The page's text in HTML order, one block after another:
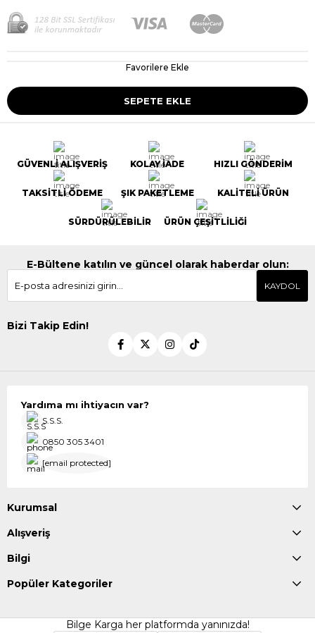
Favorilere Ekle
GÜVENLİ ALIŞVERİŞ KOLAY İADE HIZLI GÖNDERİM
TAKSİTLİ ÖDEME ŞIK PAKETLEME KALİTELİ ÜRÜN
SÜRDÜRÜLEBİLİR ÜRÜN ÇEŞİTLİLİĞİ
E-Bültene katılın ve güncel olarak haberdar olun:
KAYDOL
Bizi Takip Edin!
Yardıma mı ihtiyacın var?
S.S.S.
0850 305 3401
[email protected]
Kurumsal
Alışveriş
Bilgi
Popüler Kategoriler
Bilge Karga her platformda yanınızda!